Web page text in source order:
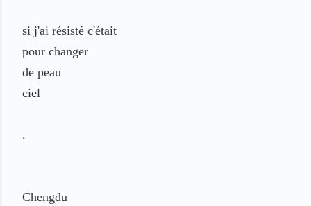
si j'ai résisté c'était
pour changer
de peau
ciel
.
Chengdu